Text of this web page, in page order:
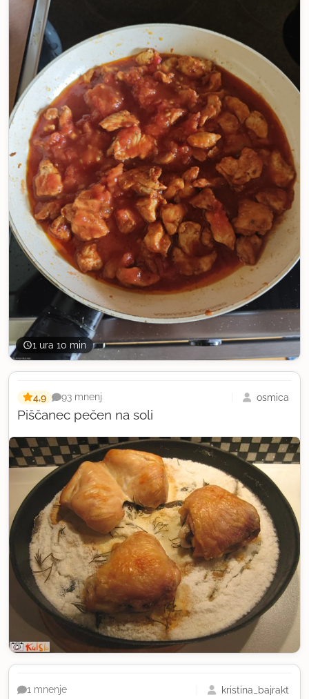
1 ura 10 min
Piščanec pečen na soli
4,9 93 mnenj osmica
1 mnenje kristina_bajrakt